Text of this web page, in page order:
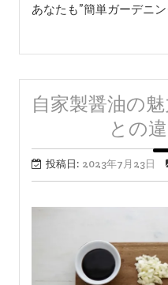
あなたも”簡単ガーデニ
自家製醤油の
との
投稿日: 2023年7月23日